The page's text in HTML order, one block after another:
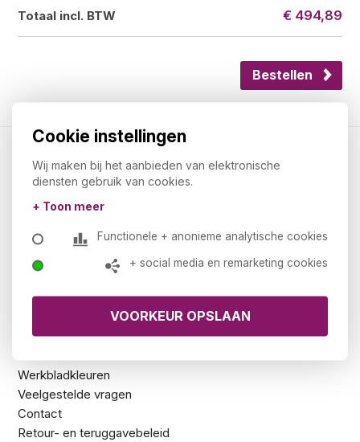
Totaal incl. BTW € 494,89
Bestellen
Kantoormeubelland.nl
Over ons
Showroom
Privacy statement
Ons assortiment
Werkbladkleuren
Veelgestelde vragen
Contact
Retour- en teruggavebeleid
Cookie instellingen
Wij maken bij het aanbieden van elektronische
diensten gebruik van cookies.
+ Toon meer
Functionele + anonieme analytische cookies
+ social media en remarketing cookies